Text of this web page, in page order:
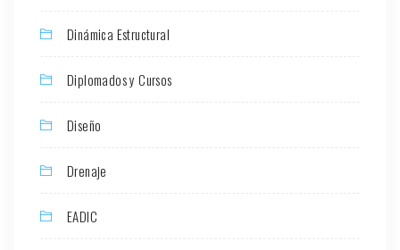
Dinámica Estructural
Diplomados y Cursos
Diseño
Drenaje
EADIC